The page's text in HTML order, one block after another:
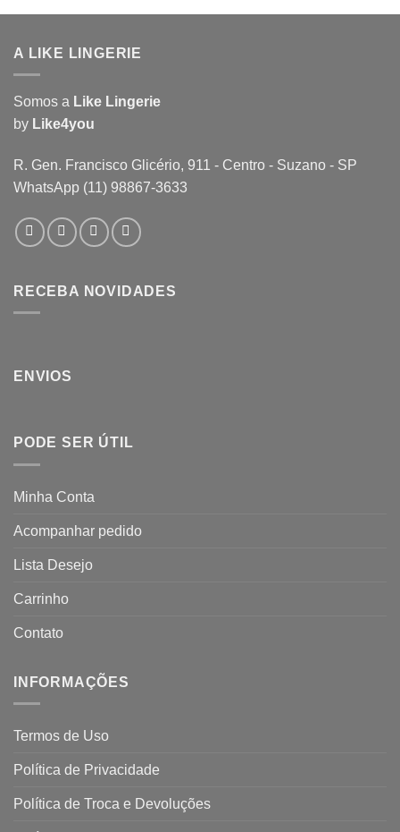
A LIKE LINGERIE
Somos a Like Lingerie
by Like4you
R. Gen. Francisco Glicério, 911 - Centro - Suzano - SP
WhatsApp (11) 98867-3633
RECEBA NOVIDADES
ENVIOS
PODE SER ÚTIL
Minha Conta
Acompanhar pedido
Lista Desejo
Carrinho
Contato
INFORMAÇÕES
Termos de Uso
Política de Privacidade
Política de Troca e Devoluções